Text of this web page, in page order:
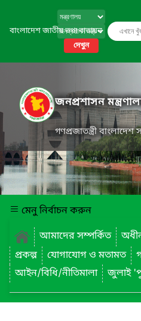
বাংলাদেশ জাতীয় তথ্য বাতায়ন
দেখুন
জনপ্রশাসন
গণপ্রজাতন্ত্রী
মেনু নির্বাচন করুন
আমাদের সম্পর্কিত
প্রকল্প
যোগাযোগ ও মতামত
আইন/বিধি/নীতিমালা
জুলাই